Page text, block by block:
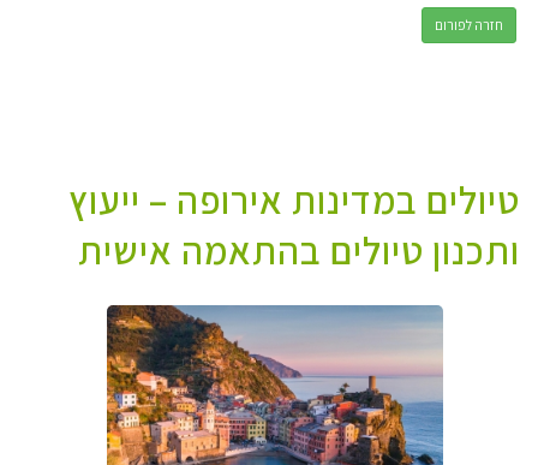
חזרה לפורום
טיולים במדינות אירופה – ייעוץ
ותכנון טיולים בהתאמה אישית